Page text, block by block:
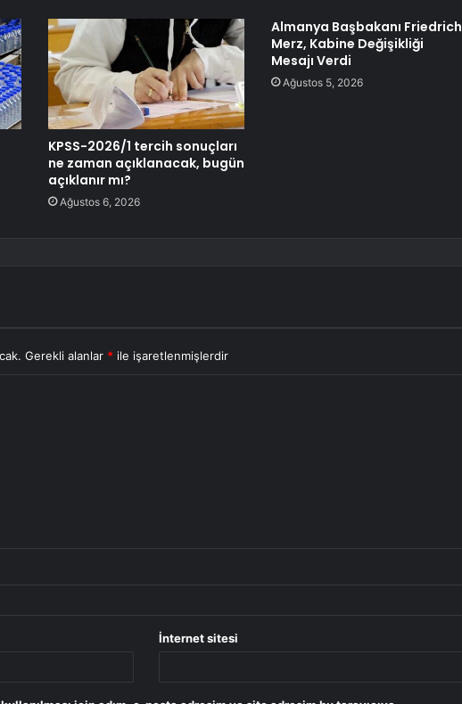
KPSS-2026/1 tercih sonuçları
ne zaman açıklanacak, bugün
açıklanır mı?
Ağustos 6, 2026
Almanya Başbakanı Friedrich
Merz, Kabine Değişikliği
Mesajı Verdi
Ağustos 5, 2026
Gerekli alanlar * ile işaretlenmişlerdir
İnternet sitesi